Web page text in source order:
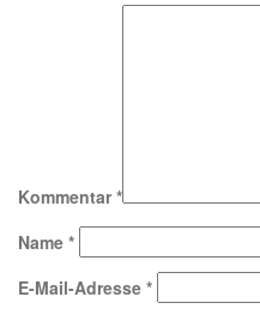
Kommentar*
Name *
E-Mail-Adresse *